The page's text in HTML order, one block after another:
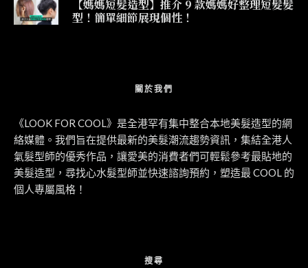
【媽媽短髮造型】推介 9 款媽媽好整理短髮髮
型！簡單細節展現個性！
關於我們
《LOOK FOR COOL》是全港罕有集中整合本地美髮造型的網
絡媒體。我們旨在提供最新的美髮潮流趨勢資訊，集結全港人
氣髮型師的優秀作品，讓愛美的消費者們可輕鬆參考最貼地的
美髮造型，尋找心水髮型師並快速諮詢預約，塑造最 COOL 的
個人專屬風格！
搜尋